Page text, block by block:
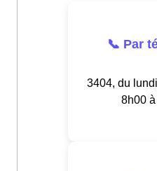
📞 Par
3404, du
8h00